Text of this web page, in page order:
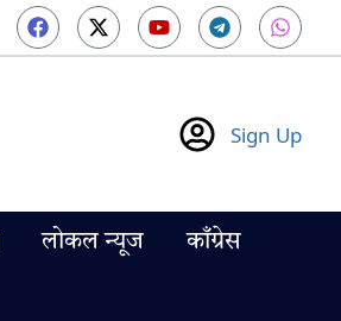
Sign Up
लोकल न्यूज काँग्रेस